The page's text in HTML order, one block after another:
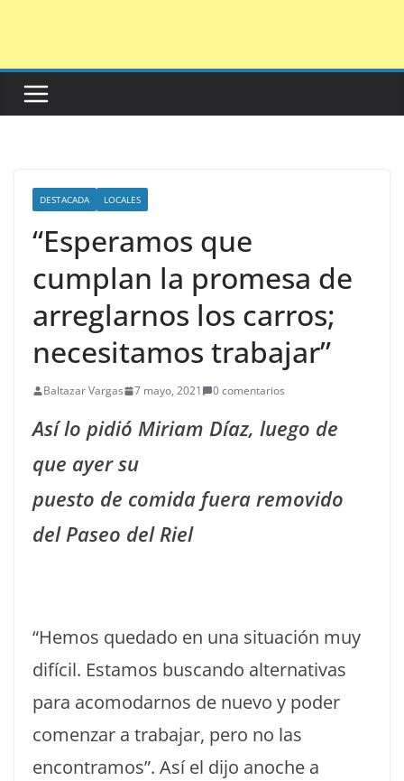
DESTACADA LOCALES
“Esperamos que
cumplan la promesa de
arreglarnos los carros;
necesitamos trabajar”
Baltazar Vargas 7 mayo, 2021 0 comentarios
Así lo pidió Miriam Díaz, luego de
que ayer su
puesto de comida fuera removido
del Paseo del Riel
“Hemos quedado en una situación muy
difícil. Estamos buscando alternativas
para acomodarnos de nuevo y poder
comenzar a trabajar, pero no las
encontramos”. Así el dijo anoche a